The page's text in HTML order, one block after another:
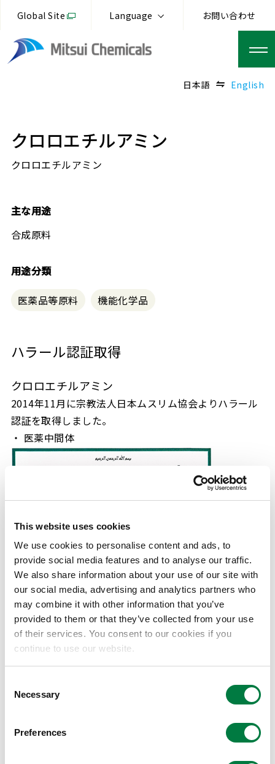
This website uses cookies
We use cookies to personalise content and ads, to
provide social media features and to analyse our traffic.
We also share information about your use of our site with
our social media, advertising and analytics partners who
may combine it with other information that you’ve
provided to them or that they’ve collected from your use
of their services. You consent to our cookies if you
continue to use our website.
Selection
Necessary
Preferences
Global Site Language お問い合わせ
日本語 English
クロロエチルアミン
クロロエチルアミン
主な用途
合成原料
用途分類
医薬品等原料
機能化学品
ハラール認証取得
クロロエチルアミン
2014年11月に宗教法人日本ムスリム協会よりハラール
認証を取得しました。
・ 医薬中間体